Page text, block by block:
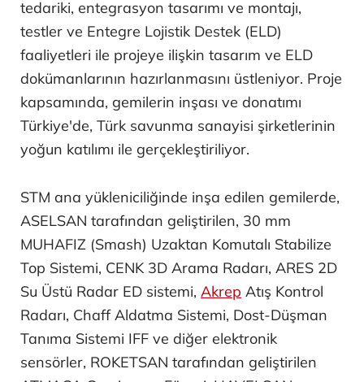
Kıyı Görev Gemisi İkinci Seri (LMSB2) Projesi
kapsamında Türkiye'de İstanbul Denizcilik
Tersanesi’nde inşa ediliyor.
STM, tasarımdan performansa, inşadan
gemilerin teslimine kadar projenin tüm
aşamalarından sorumlu ana yüklenici
proje yönetimi, inşaat yönetimi, malzeme/sistem
tedariki, entegrasyon tasarımı ve montajı,
testler ve Entegre Lojistik Destek (ELD)
faaliyetleri ile projeye ilişkin tasarım ve ELD
dokümanlarının hazırlanmasını üstleniyor. Proje
kapsamında, gemilerin inşası ve donatımı
Türkiye'de, Türk savunma sanayisi şirketlerinin
yoğun katılımı ile gerçekleştiriliyor.